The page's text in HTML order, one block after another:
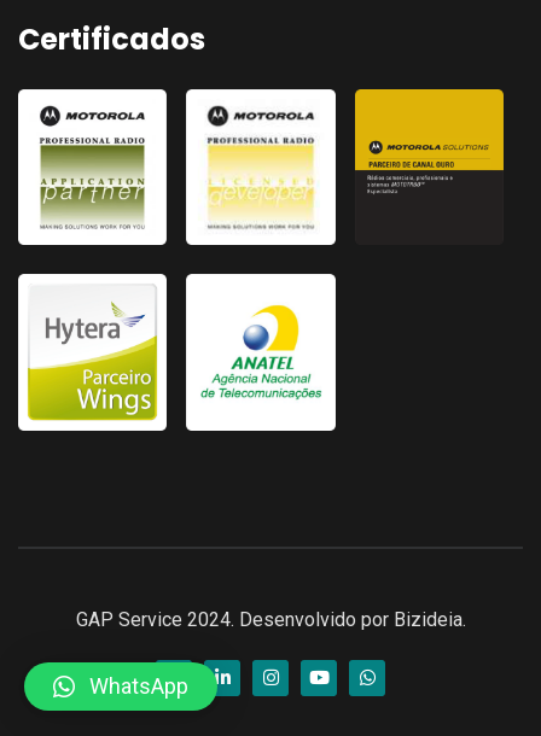
Certificados
GAP Service 2024. Desenvolvido por Bizideia.
WhatsApp